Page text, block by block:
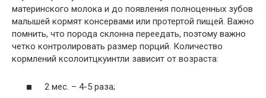
материнского молока и до появления полноценных зубов
малышей кормят консервами или протертой пищей. Важно
помнить, что порода склонна переедать, поэтому важно
четко контролировать размер порций. Количество
кормлений ксолоитцкуинтли зависит от возраста:
2 мес. – 4-5 раза;